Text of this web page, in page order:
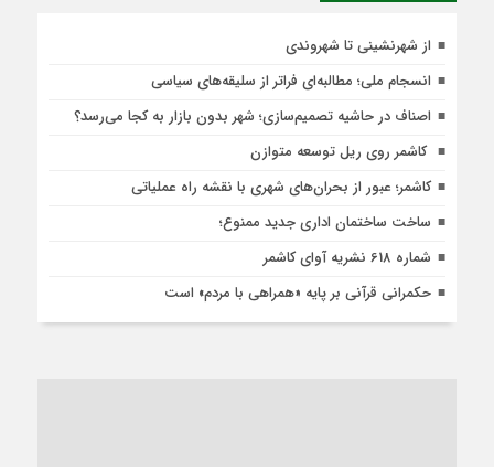
از شهرنشینی تا شهروندی
انسجام ملی؛ مطالبه‌ای فراتر از سلیقه‌های سیاسی
اصناف در حاشیه تصمیم‌سازی؛ شهر بدون بازار به کجا می‌رسد؟
کاشمر روی ریل توسعه متوازن
کاشمر؛ عبور از بحران‌های شهری با نقشه راه عملیاتی
ساخت ساختمان اداری جدید ممنوع؛
شماره 618 نشریه آوای کاشمر
حکمرانی قرآنی بر پایه «همراهی با مردم» است